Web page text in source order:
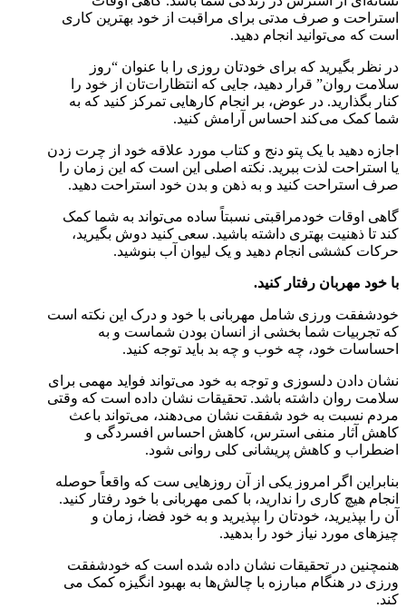
استراحت و صرف مدتی برای مراقبت از خود بهترین کاری
است که می‌توانید انجام دهید.
در نظر بگیرید که برای خودتان روزی را با عنوان “روز
سلامت روان” قرار دهید، جایی که انتظارات‌تان از خود را
کنار بگذارید. در عوض، بر انجام کارهایی تمرکز کنید که به
شما کمک می‌کند احساس آرامش کنید.
اجازه دهید با یک پتو دنج و کتاب مورد علاقه خود از چرت زدن
یا استراحت لذت ببرید. نکته اصلی این است که این زمان را
صرف استراحت کنید و به ذهن و بدن خود استراحت دهید.
گاهی اوقات خودمراقبتی نسبتاً ساده می‌تواند به شما کمک
کند تا ذهنیت بهتری داشته باشید. سعی کنید دوش بگیرید،
حرکات کششی انجام دهید و یک لیوان آب بنوشید.
با خود مهربان رفتار کنید.
خودشفقت ورزی شامل مهربانی با خود و درک این نکته است
که تجربیات شما بخشی از انسان بودن شماست و به
احساسات خود، چه خوب و چه بد باید توجه کنید.
نشان دادن دلسوزی و توجه به خود می‌تواند فواید مهمی برای
سلامت روان داشته باشد. تحقیقات نشان داده است که وقتی
مردم نسبت به خود شفقت نشان می‌دهند، می‌تواند باعث
کاهش آثار منفی استرس، کاهش احساس افسردگی و
اضطراب و کاهش پریشانی کلی روانی شود.
بنابراین اگر امروز یکی از آن روزهایی ست که واقعاً حوصله
انجام هیچ کاری را ندارید، با کمی مهربانی با خود رفتار کنید.
آن را بپذیرید، خودتان را بپذیرید و به خود فضا، زمان و
چیزهای مورد نیاز خود را بدهید.
هنمچنین در تحقیقات نشان داده شده است که خودشفقت
ورزی در هنگام مبارزه با چالش‌ها به بهبود انگیزه کمک می
کند.